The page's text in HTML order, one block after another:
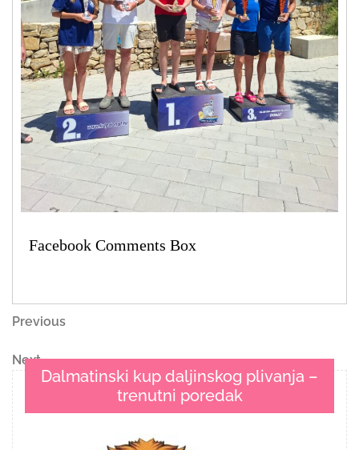
Facebook Comments Box
Navigacija
objava
Previous
Previous
Next
Post
Next
Dalmatinski kup daljinskog plivanja –
trenutni poredak